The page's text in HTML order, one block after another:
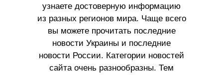
узнаете достоверную информацию
из разных регионов мира. Чаще всего
вы можете прочитать последние
новости Украины и последние
новости России. Категории новостей
сайта очень разнообразны. Тем